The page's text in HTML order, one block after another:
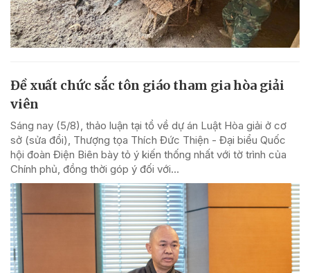
Đề xuất chức sắc tôn giáo tham gia hòa giải
viên
Sáng nay (5/8), thảo luận tại tổ về dự án Luật Hòa giải ở cơ
sở (sửa đổi), Thượng tọa Thích Đức Thiện - Đại biểu Quốc
hội đoàn Điện Biên bày tỏ ý kiến thống nhất với tờ trình của
Chính phủ, đồng thời góp ý đối với...